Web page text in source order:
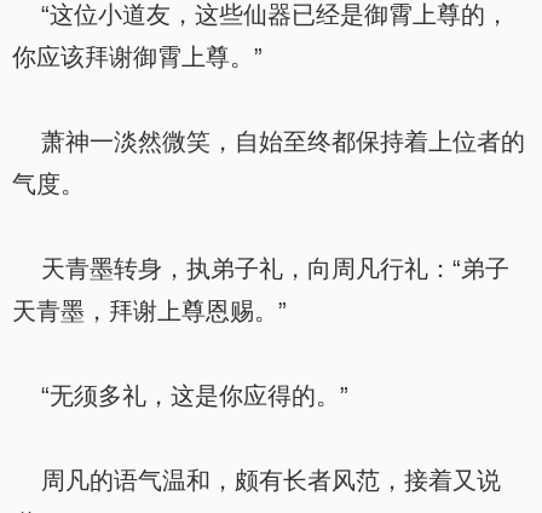
“这位小道友，这些仙器已经是御霄上尊的，
你应该拜谢御霄上尊。”
萧神一淡然微笑，自始至终都保持着上位者的
气度。
天青墨转身，执弟子礼，向周凡行礼：“弟子
天青墨，拜谢上尊恩赐。”
“无须多礼，这是你应得的。”
周凡的语气温和，颇有长者风范，接着又说